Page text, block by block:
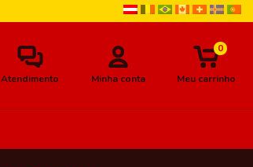
Atendimento Minha conta Meu carrinho
0